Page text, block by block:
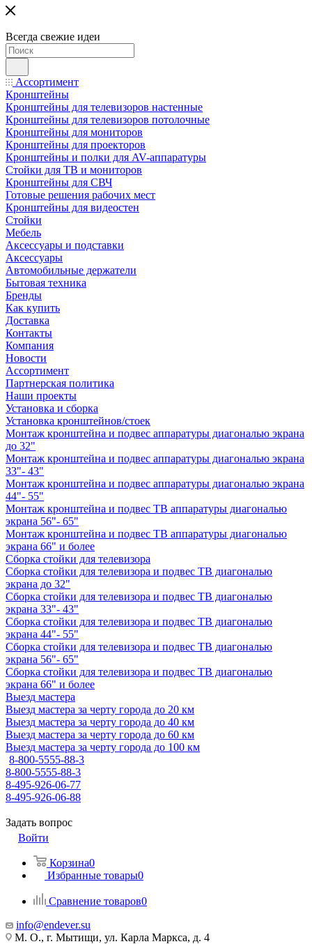
Всегда свежие идеи
Ассортимент
Кронштейны
Кронштейны для телевизоров настенные
Кронштейны для телевизоров потолочные
Кронштейны для мониторов
Кронштейны для проекторов
Кронштейны и полки для AV-аппаратуры
Стойки для ТВ и мониторов
Кронштейны для СВЧ
Готовые решения рабочих мест
Кронштейны для видеостен
Стойки
Мебель
Аксессуары и подставки
Аксессуары
Автомобильные держатели
Бытовая техника
Бренды
Как купить
Доставка
Контакты
Компания
Новости
Ассортимент
Партнерская политика
Наши проекты
Установка и сборка
Установка кронштейнов/стоек
Монтаж кронштейна и подвес аппаратуры диагональю экрана
до 32"
Монтаж кронштейна и подвес аппаратуры диагональю экрана
33"- 43"
Монтаж кронштейна и подвес аппаратуры диагональю экрана
44"- 55"
Монтаж кронштейна и подвес ТВ аппаратуры диагональю
экрана 56"- 65"
Монтаж кронштейна и подвес ТВ аппаратуры диагональю
экрана 66" и более
Сборка стойки для телевизора
Сборка стойки для телевизора и подвес ТВ диагональю
экрана до 32"
Сборка стойки для телевизора и подвес ТВ диагональю
экрана 33"- 43"
Сборка стойки для телевизора и подвес ТВ диагональю
экрана 44"- 55"
Сборка стойки для телевизора и подвес ТВ диагональю
экрана 56"- 65"
Сборка стойки для телевизора и подвес ТВ диагональю
экрана 66" и более
Выезд мастера
Выезд мастера за черту города до 20 км
Выезд мастера за черту города до 40 км
Выезд мастера за черту города до 60 км
Выезд мастера за черту города до 100 км
8-800-5555-88-3
8-800-5555-88-3
8-495-926-06-77
8-495-926-06-88
Задать вопрос
Войти
Корзина0
Избранные товары0
Сравнение товаров0
info@endever.su
М. О., г. Мытищи, ул. Карла Маркса, д. 4